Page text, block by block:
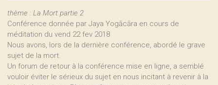
thème : La Mort partie 2
Conférence donnée par Jaya Yogācāra en cours de
méditation du vend 22 fev 2018
Nous avons, lors de la dernière conférence, abordé le grave
sujet de la mort.
Un forum de retour à la conférence mise en ligne, a semblé
vouloir éviter le sérieux du sujet en nous incitant à revenir à la